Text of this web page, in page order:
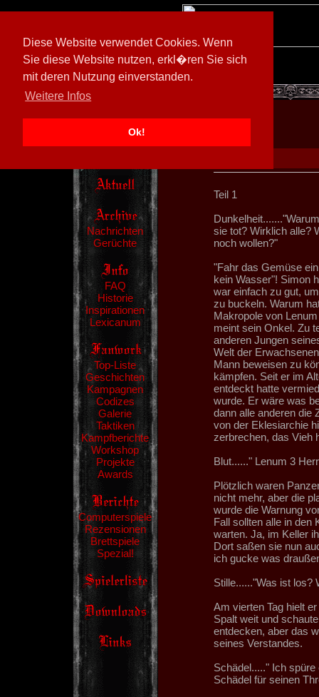
Diese Website verwendet Cookies. Wenn
Sie diese Website nutzen, erkl�ren Sie sich
mit deren Nutzung einverstanden.
Weitere Infos
Ok!
[ 602026/M3]
Nachrichten
Gerüchte
FAQ
Historie
Inspirationen
Lexicanum
Top-Liste
Geschichten
Kampagnen
Codizes
Galerie
Taktiken
Kampfberichte
Workshop
Projekte
Awards
Computerspiele
Rezensionen
Brettspiele
Spezial!
Teil 1
sie tot? Wirklich alle?
noch wollen?"
"Fahr das Gemüse
kein Wasser"! Simon
war einfach zu gut,
zu buckeln. Warum
Makropole von
meint sein Onkel. Zu
anderen Jungen
Welt der
Mann beweisen zu
kämpfen. Seit er im
entdeckt hatte
wurde. Er wäre was
dann alle anderen die
von der Eklesiarchie
zerbrechen, das Vieh
Blut......" Lenum 3
Plötzlich waren
nicht mehr, aber die
wurde die Warnung
Fall sollten alle in den
warten. Ja, im Keller
Dort saßen sie nun
ich gucke was
Stille......"Was ist los?
Am vierten Tag hielt
Spalt weit und
entdecken, aber das
seines Verstandes.
Schädel....." Ich
Schädel für seinen